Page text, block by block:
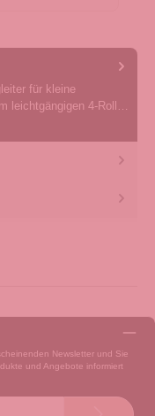
für kleine
leichtgängigen 4-Roll…
Newsletter und Sie
und Angebote informiert